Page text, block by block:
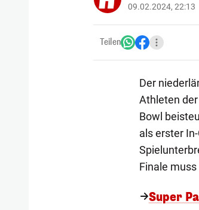
09.02.2024, 22:13
Teilen
Der
Athleten der
Bowl
als erster
Finale muss
Super